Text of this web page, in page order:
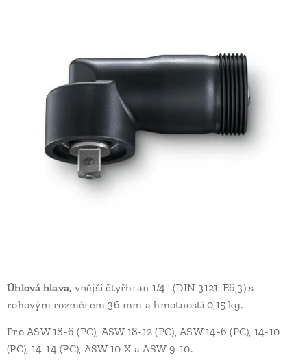
Úhlová hlava, vnější čtyřhran 1/4" (DIN 3121-E6,3) s
rohovým rozměrem 36 mm a hmotností 0,15 kg.
Pro ASW 18-6 (PC), ASW 18-12 (PC), ASW 14-6 (PC), 14-10
(PC), 14-14 (PC), ASW 10-X a ASW 9-10.